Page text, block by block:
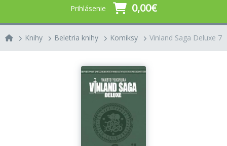
Prihlásenie 0,00€
Knihy Beletria knihy Komiksy Vinland Saga Deluxe 7